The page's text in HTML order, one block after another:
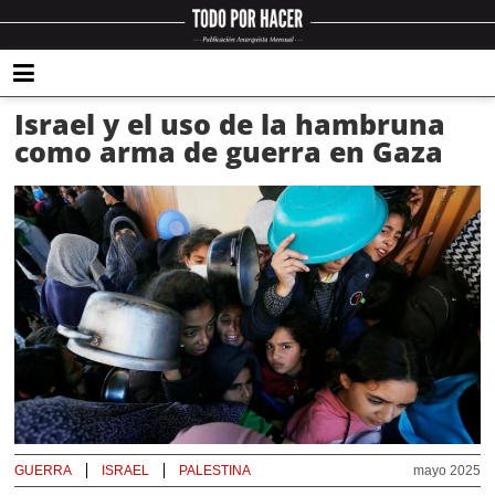
Israel y el uso de la hambruna
como arma de guerra en Gaza
mayo 2025
GUERRA ISRAEL PALESTINA